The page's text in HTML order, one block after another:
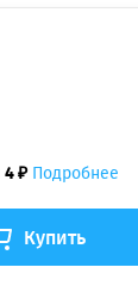
4 ₽ Подробнее
Купить